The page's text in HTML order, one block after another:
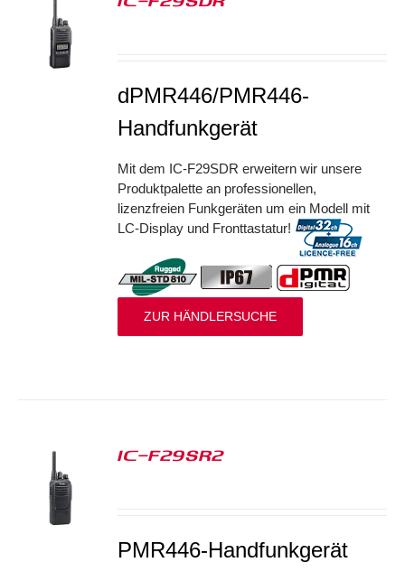
dPMR446/PMR446-
Handfunkgerät
Mit dem IC-F29SDR erweitern wir unsere
Produktpalette an professionellen,
lizenzfreien Funkgeräten um ein Modell mit
LC-Display und Fronttastatur!
ZUR HÄNDLERSUCHE
IC-F29SR2
PMR446-Handfunkgerät